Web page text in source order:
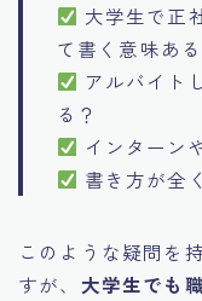
大学生で正
て書く意味ある
アルバイト
る？
インターン
書き方が全
このような疑問を
すが、 大学生でも